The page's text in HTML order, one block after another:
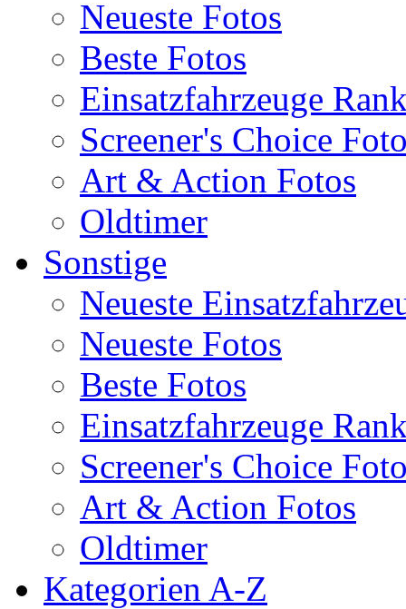
Neueste Fotos
Beste Fotos
Einsatzfahrzeuge
Screener's Choice
Art & Action Fotos
Oldtimer
Sonstige
Neueste
Neueste Fotos
Beste Fotos
Einsatzfahrzeuge
Screener's Choice
Art & Action Fotos
Oldtimer
Kategorien A-Z